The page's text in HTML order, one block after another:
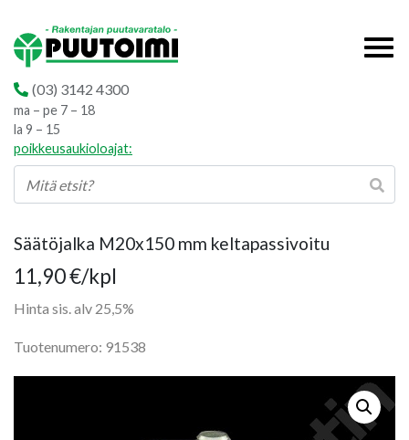
(03) 3142 4300
ma – pe 7 – 18
la 9 – 15
poikkeusaukioloajat:
Säätöjalka M20x150 mm keltapassivoitu
11,90€/kpl
Hinta sis. alv 25,5%
Tuotenumero: 91538